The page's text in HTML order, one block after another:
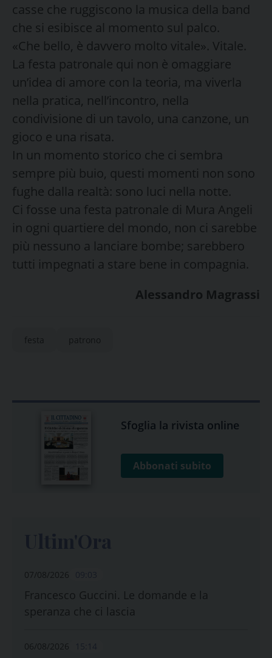
casse che ruggiscono la musica della band
che si esibisce al momento sul palco.
«Che bello, è davvero molto vitale». Vitale.
La festa patronale qui non è omaggiare
un’idea di amore con la teoria, ma viverla
nella pratica, nell’incontro, nella
condivisione di un tavolo, una canzone, un
gioco e una risata.
In un momento storico che ci sembra
sempre più buio, questi momenti non sono
fughe dalla realtà: sono luci nella notte.
Ci fosse una festa patronale di Mura Angeli
in ogni quartiere del mondo, non ci sarebbe
più nessuno a lanciare bombe; sarebbero
tutti impegnati a stare bene in compagnia.
Alessandro Magrassi
festa patrono
Sfoglia la rivista online
Abbonati subito
07/08/2026
Francesco Guccini. Le domande e la
speranza che ci lascia
06/08/2026